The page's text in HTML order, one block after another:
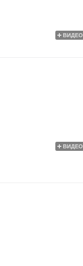
ВИДЕО
ВИДЕО